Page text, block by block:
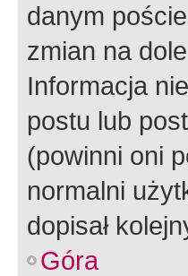
danym
zmian na
Informacja
postu lub
(powinni oni
normalni
dopisał
Góra